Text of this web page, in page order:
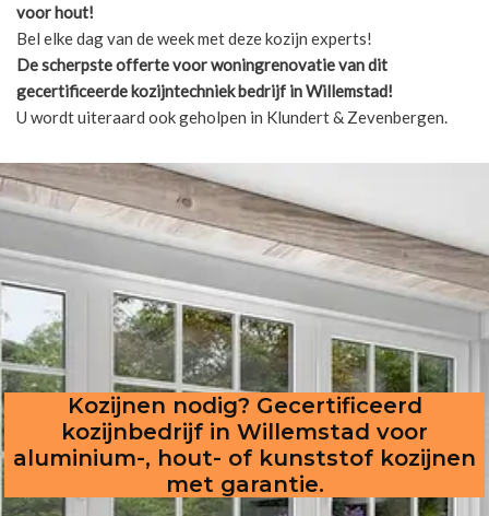
voor hout!
Bel elke dag van de week met deze kozijn experts!
De scherpsteofferte voor woningrenovatie van dit
gecertificeerde kozijntechniek bedrijf in Willemstad!
U wordt uiteraard ook geholpen in Klundert & Zevenbergen.
Kozijnen nodig? Gecertificeerd
kozijnbedrijf in Willemstad voor
aluminium-, hout- of kunststof kozijnen
met garantie.